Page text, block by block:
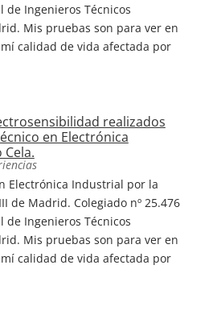
de Ingenieros Técnicos
Mis pruebas son para ver en
calidad de vida afectada por
realizados
en Electrónica
Electrónica Industrial por la
de Madrid. Colegiado nº 25.476
de Ingenieros Técnicos
Mis pruebas son para ver en
calidad de vida afectada por